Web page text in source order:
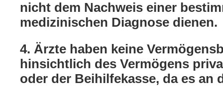
nicht dem Nachweis einer
medizinischen Diagnose dienen.
4. Ärzte haben keine
hinsichtlich des Vermögens
oder der Beihilfekasse, da es an